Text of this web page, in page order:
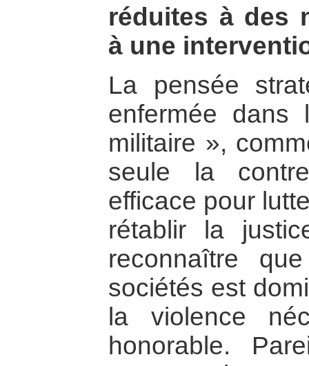
réduites à des
à une
La pensée
enfermée
militaire »,
seule la
efficace pour
rétablir la
reconnaître
sociétés est
la violence
honorable.